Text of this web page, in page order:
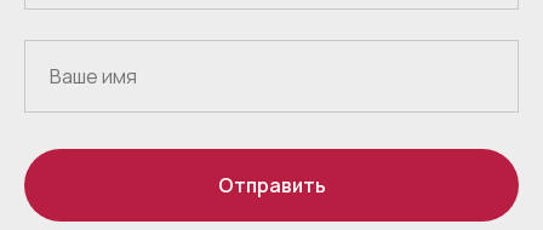
Отправить